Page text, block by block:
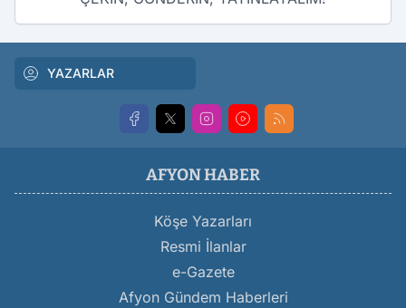
YAZARLAR
AFYON HABER
Köşe Yazarları
Resmi İlanlar
e-Gazete
Afyon Gündem Haberleri